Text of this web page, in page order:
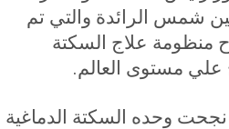
شمس الرائدة والتي تم
منظومة علاج السكتة
مستوى العالم.
وحده السكتة الدماغية